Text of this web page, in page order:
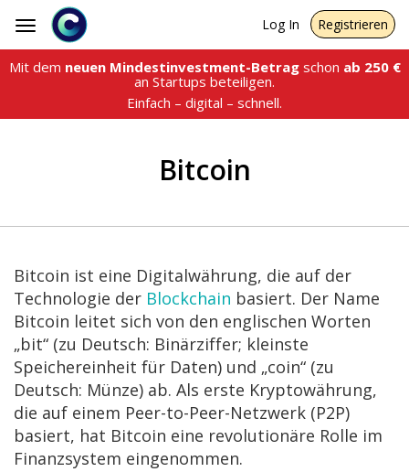
Toggle
navigation
Log In Registrieren
Mit dem neuen Mindestinvestment-Betragschon ab 250€
an Startups beteiligen.
Einfach – digital – schnell.
Bitcoin
Bitcoin ist eine Digitalwährung, die auf der
Technologie der Blockchain basiert. Der Name
Bitcoin leitet sich von den englischen Worten
„bit“ (zu Deutsch: Binärziffer; kleinste
Speichereinheit für Daten) und „coin“ (zu
Deutsch: Münze) ab. Als erste Kryptowährung,
die auf einem Peer-to-Peer-Netzwerk (P2P)
basiert, hat Bitcoin eine revolutionäre Rolle im
Finanzsystem eingenommen.